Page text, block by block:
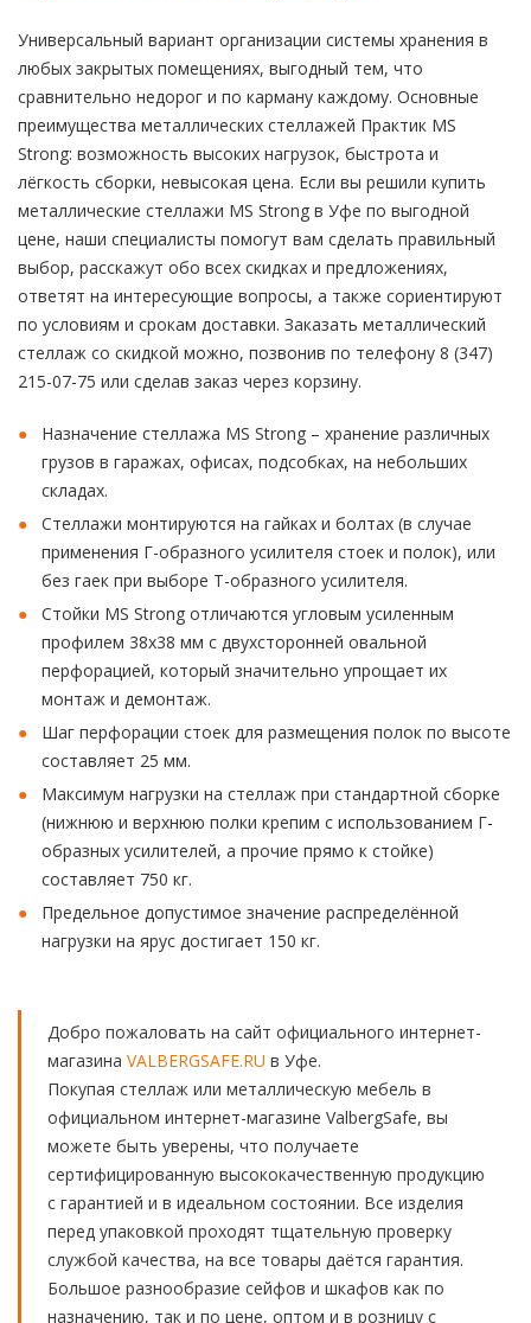
Универсальный вариант организации системы хранения в
любых закрытых помещениях, выгодный тем, что
сравнительно недорог и по карману каждому. Основные
преимущества металлических стеллажей Практик MS
Strong: возможность высоких нагрузок, быстрота и
лёгкость сборки, невысокая цена. Если вы решили купить
металлические стеллажи MS Strong в Уфе по выгодной
цене, наши специалисты помогут вам сделать правильный
выбор, расскажут обо всех скидках и предложениях,
ответят на интересующие вопросы, а также сориентируют
по условиям и срокам доставки. Заказать металлический
стеллаж со скидкой можно, позвонив по телефону 8 (347)
215-07-75 или сделав заказ через корзину.
Назначение стеллажа MS Strong – хранение различных
грузов в гаражах, офисах, подсобках, на небольших
складах.
Стеллажи монтируются на гайках и болтах (в случае
применения Г-образного усилителя стоек и полок), или
без гаек при выборе Т-образного усилителя.
Стойки MS Strong отличаются угловым усиленным
профилем 38x38 мм с двухсторонней овальной
перфорацией, который значительно упрощает их
монтаж и демонтаж.
Шаг перфорации стоек для размещения полок по высоте
составляет 25 мм.
Максимум нагрузки на стеллаж при стандартной сборке
(нижнюю и верхнюю полки крепим с использованием Г-
образных усилителей, а прочие прямо к стойке)
составляет 750 кг.
Предельное допустимое значение распределённой
нагрузки на ярус достигает 150 кг.
Добро пожаловать на сайт официального интернет-
магазина VALBERGSAFE.RU в Уфе.
Покупая стеллаж или металлическую мебель в
официальном интернет-магазине ValbergSafe, вы
можете быть уверены, что получаете
сертифицированную высококачественную продукцию
с гарантией и в идеальном состоянии. Все изделия
перед упаковкой проходят тщательную проверку
службой качества, на все товары даётся гарантия.
Большое разнообразие сейфов и шкафов как по
назначению, так и по цене, оптом и в розницу с